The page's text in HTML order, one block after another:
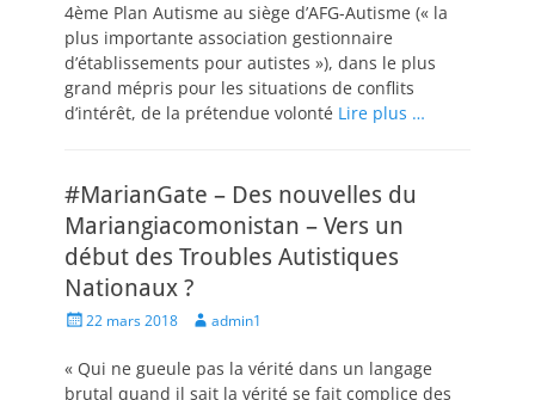
4ème Plan Autisme au siège d’AFG-Autisme (« la
plus importante association gestionnaire
d’établissements pour autistes »), dans le plus
grand mépris pour les situations de conflits
d’intérêt, de la prétendue volonté Lire plus …
#MarianGate – Des nouvelles du
Mariangiacomonistan – Vers un
début des Troubles Autistiques
Nationaux ?
Posted22 mars 2018 Author
admin1
« Qui ne gueule pas la vérité dans un langage
brutal quand il sait la vérité se fait complice des